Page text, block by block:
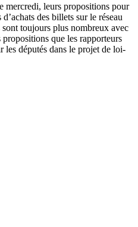
mercredi, leurs propositions pour
des billets sur le réseau
toujours plus nombreux avec
que les rapporteurs
les députés dans le projet de loi-